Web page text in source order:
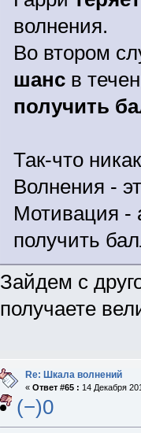
волнения.
Во втором
шанс в
получить
Так-что
Волнения -
Мотивация -
получить
Зайдем с
получаете
Re: Шкала волнений
« Ответ #65 : 14 Декабря
(−)0